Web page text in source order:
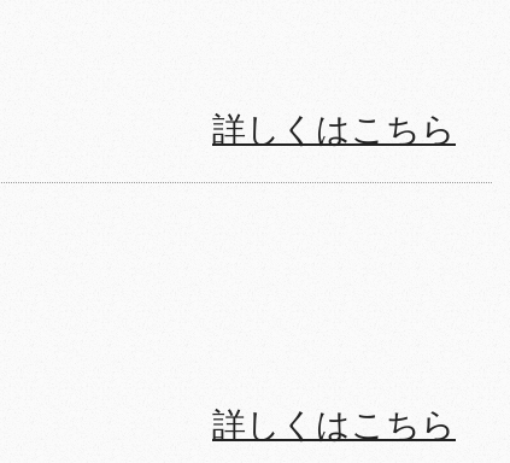
詳しくはこちら
詳しくはこちら